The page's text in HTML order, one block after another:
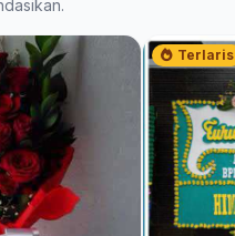
Terlaris